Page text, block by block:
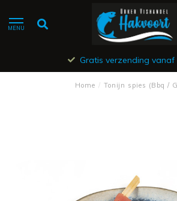
MENU
Gratis verzending vanaf
Home / Tonijn spies (Bbq /